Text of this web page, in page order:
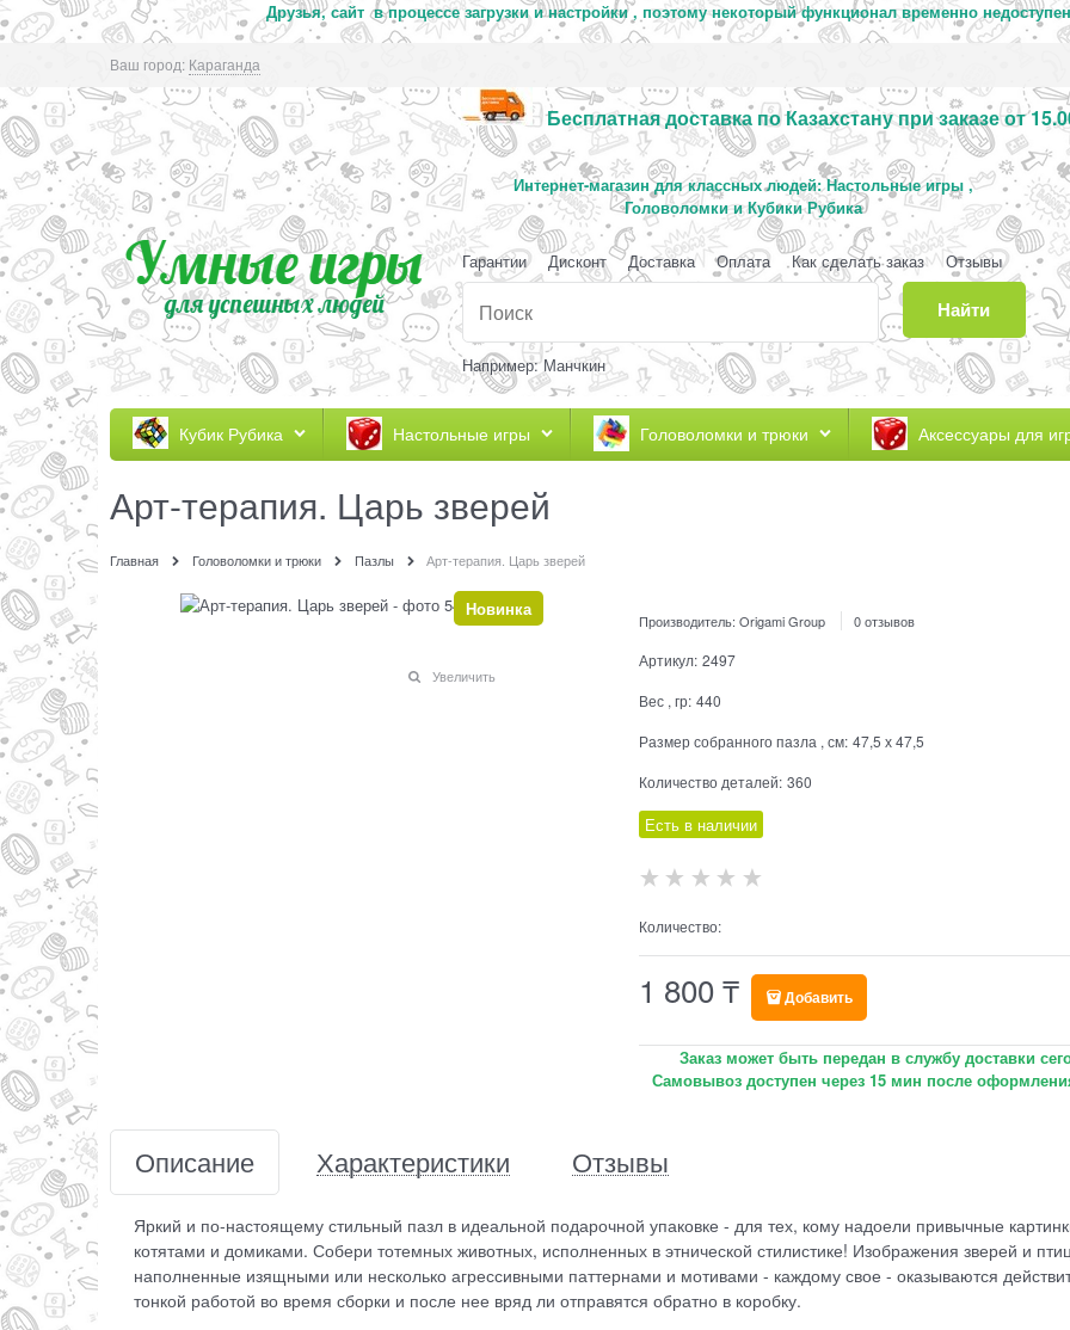
Друзья, сайт в процессе загрузки и настройки , поэтому некоторый функционал временно
Ваш город: Караганда
Бесплатная доставка по Казахстану при заказе от
Интернет-магазин для классных людей: Настольные игры ,
Головоломки и Кубики Рубика
Гарантии Дисконт Доставка Оплата Как сделать заказ Отзывы
Найти
Например: Манчкин
Кубик Рубика Настольные игры Головоломки и трюки Аксессуары для
Арт-терапия. Царь зверей
Главная Головоломки и трюки Пазлы Арт-терапия. Царь зверей
Новинка
Увеличить
Производитель: Origami Group 0 отзывов
Артикул: 2497
Вес , гр: 440
Размер собранного пазла , см: 47,5 х 47,5
Количество деталей: 360
Есть в наличии
Количество:
1 800 ₸ Добавить
Заказ может быть передан в службу доставки
Самовывоз доступен через 15 мин после
Описание Характеристики Отзывы
Яркий и по-настоящему стильный пазл в идеальной подарочной упаковке - для тех, кому надоели привычные
котятами и домиками. Собери тотемных животных, исполненных в этнической стилистике! Изображения зверей и
наполненные изящными или несколько агрессивными паттернами и мотивами - каждому свое - оказываются
тонкой работой во время сборки и после нее вряд ли отправятся обратно в коробку.